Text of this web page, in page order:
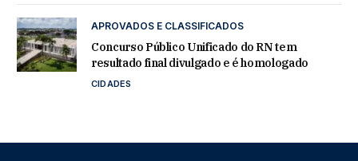
APROVADOS E CLASSIFICADOS
Concurso Público Unificado do RN tem
resultado final divulgado e é homologado
CIDADES